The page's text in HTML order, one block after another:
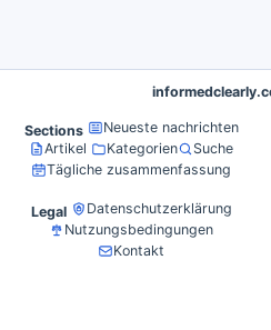
Sections
Neueste nachrichten
Artikel
Kategorien
Suche
Tägliche zusammenfassung
Legal
Datenschutzerklärung
Nutzungsbedingungen
Kontakt